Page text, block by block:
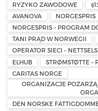
RYZYKO ZAWODOWE
AVANOVA
NORGESPRIS
NORGESPRIS – PROGRAM
TANI PRĄD W NORWEGII
OPERATOR SIECI –
ELHUB
STRØMSTØTTE –
CARITAS NORGE
ORGANIZACJE
DEN NORSKE